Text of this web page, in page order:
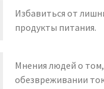
Избавиться от
продукты питания.
Мнения людей о
обезвреживании